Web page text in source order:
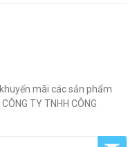
mãi các sản phẩm
TY TNHH CÔNG